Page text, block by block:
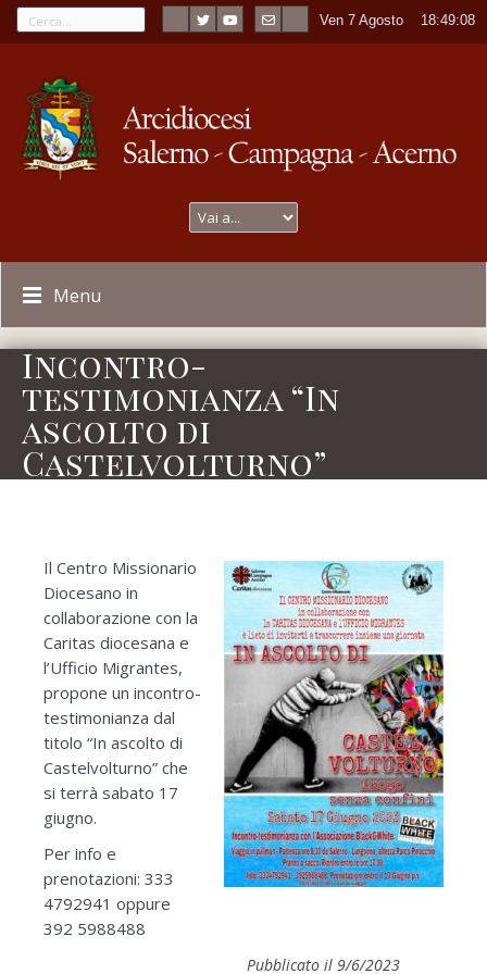
Ven 7 Agosto 18:49:08
Menu
Incontro-
testimonianza “In
ascolto di
Castelvolturno”
Il Centro Missionario
Diocesano in
collaborazione con la
Caritas diocesana e
l’Ufficio Migrantes,
propone un incontro-
testimonianza dal
titolo “In ascolto di
Castelvolturno” che
si terrà sabato 17
giugno.
Per info e
prenotazioni: 333
4792941 oppure
392 5988488
Pubblicato il 9/6/2023